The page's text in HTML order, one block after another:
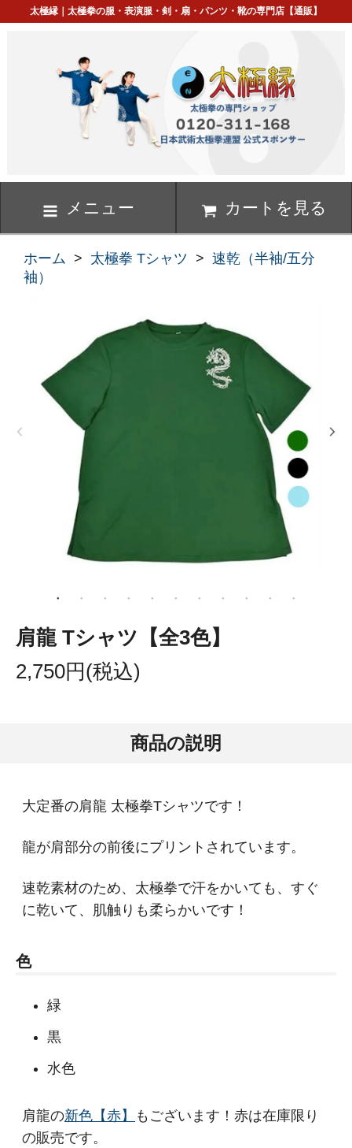
太極縁｜太極拳の服・表演服・剣・扇・パンツ・靴の専門店【通販】
メニュー カートを見る
ホーム > 太極拳 Tシャツ > 速乾（半袖/五分
袖）
肩龍 Tシャツ【全3色】
2,750円(税込)
商品の説明
大定番の肩龍 太極拳Tシャツです！
龍が肩部分の前後にプリントされています。
速乾素材のため、太極拳で汗をかいても、すぐ
に乾いて、肌触りも柔らかいです！
色
緑
黒
水色
肩龍の新色【赤】
もございます！赤は在庫限り
の販売です。